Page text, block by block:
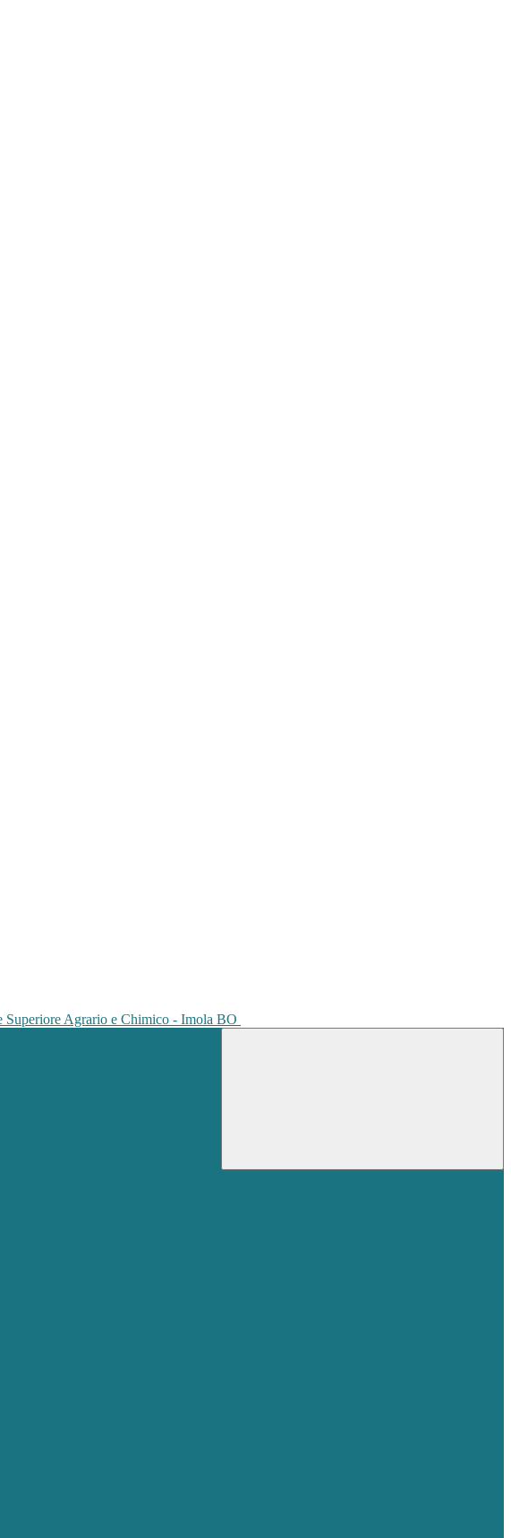
Superiore Agrario e Chimico - Imola BO